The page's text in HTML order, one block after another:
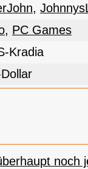
,
, PC Games
Kradia
noch